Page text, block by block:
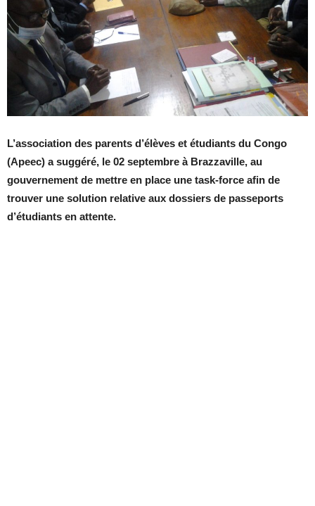
L’association des parents d’élèves et étudiants du Congo
(Apeec) a suggéré, le 02 septembre à Brazzaville, au
gouvernement de mettre en place une task-force afin de
trouver une solution relative aux dossiers de passeports
d’étudiants en attente.